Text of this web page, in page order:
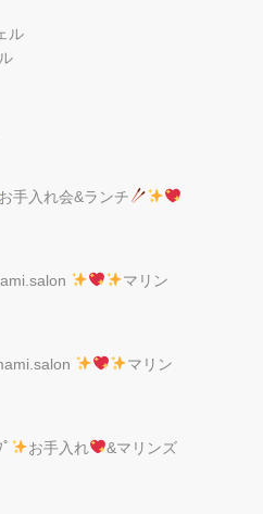
ル
お手入れ会&ランチ
マリン
マリン
お手入れ
&マリンズ